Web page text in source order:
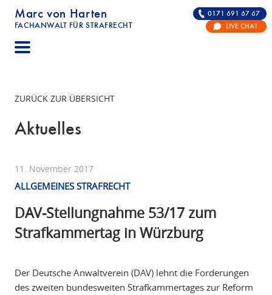
Marc von Harten
FACHANWALT FÜR STRAFRECHT
STRAFRECHT | RECHTSANWALT FÜR DIE
0171 691 67 67
LIVE CHAT
ZURÜCK ZUR ÜBERSICHT
Aktuelles
11. November 2017
ALLGEMEINES STRAFRECHT
DAV-Stellungnahme 53/17 zum
Strafkammertag in Würzburg
Der Deutsche Anwaltverein (DAV) lehnt die Forderungen
des zweiten bundesweiten Strafkammertages zur Reform